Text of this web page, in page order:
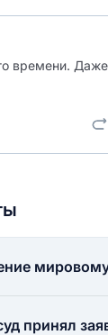
времени.
принял